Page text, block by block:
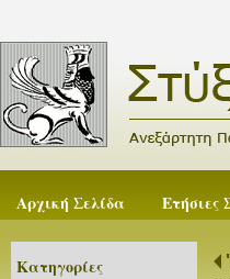
Αρχική Σελίδα Ετήσιες
Κατηγορίες